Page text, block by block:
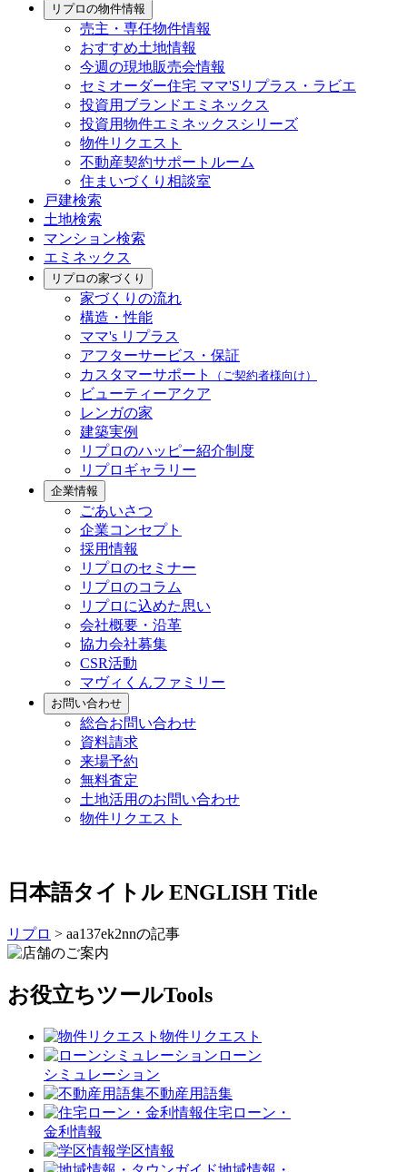
リプロの物件情報
売主・専任物件情報
おすすめ土地情報
今週の現地販売会情報
セミオーダー住宅 ママ'Sリプラス・ラビエ
投資用ブランドエミネックス
投資用物件エミネックスシリーズ
物件リクエスト
不動産契約サポートルーム
住まいづくり相談室
戸建検索
土地検索
マンション検索
エミネックス
リプロの家づくり
家づくりの流れ
構造・性能
ママ's リプラス
アフターサービス・保証
カスタマーサポート
（ご契約者様向け）
ビューティーアクア
レンガの家
建築実例
リプロのハッピー紹介制度
リプロギャラリー
企業情報
ごあいさつ
企業コンセプト
採用情報
リプロのセミナー
リプロのコラム
リプロに込めた思い
会社概要・沿革
協力会社募集
CSR活動
マヴィくんファミリー
お問い合わせ
総合お問い合わせ
資料請求
来場予約
無料査定
土地活用のお問い合わせ
物件リクエスト
日本語タイトル ENGLISH Title
リプロ > aa137ek2nnの記事
お役立ちツールTools
物件リクエスト
ローン
シミュレーション
不動産用語集
住宅ローン・
金利情報
学区情報